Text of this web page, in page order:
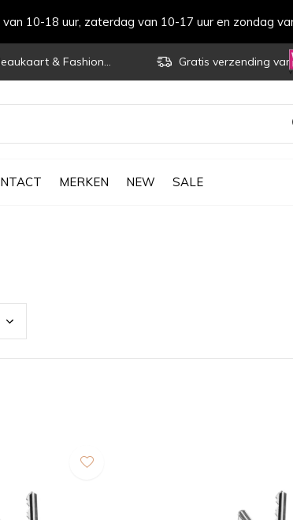
MERKEN NEW SALE
& Fashioncheque Gratis verzending vanaf €
10-18 uur, zaterdag van 10-17 uur en zondag